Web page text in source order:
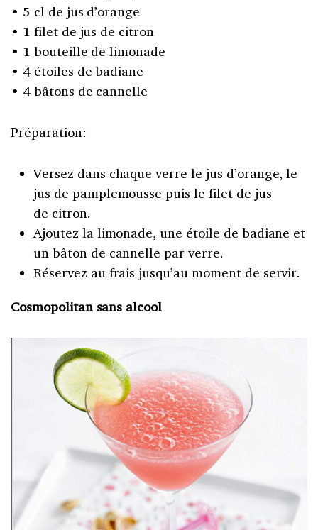
• 5 cl de jus d’orange
• 1 filet de jus de citron
• 1 bouteille de limonade
• 4 étoiles de badiane
• 4 bâtons de cannelle
Préparation:
Versez dans chaque verre le jus d’orange, le
jus de pamplemousse puis le filet de jus
de citron.
Ajoutez la limonade, une étoile de badiane et
un bâton de cannelle par verre.
Réservez au frais jusqu’au moment de servir.
Cosmopolitan sans alcool